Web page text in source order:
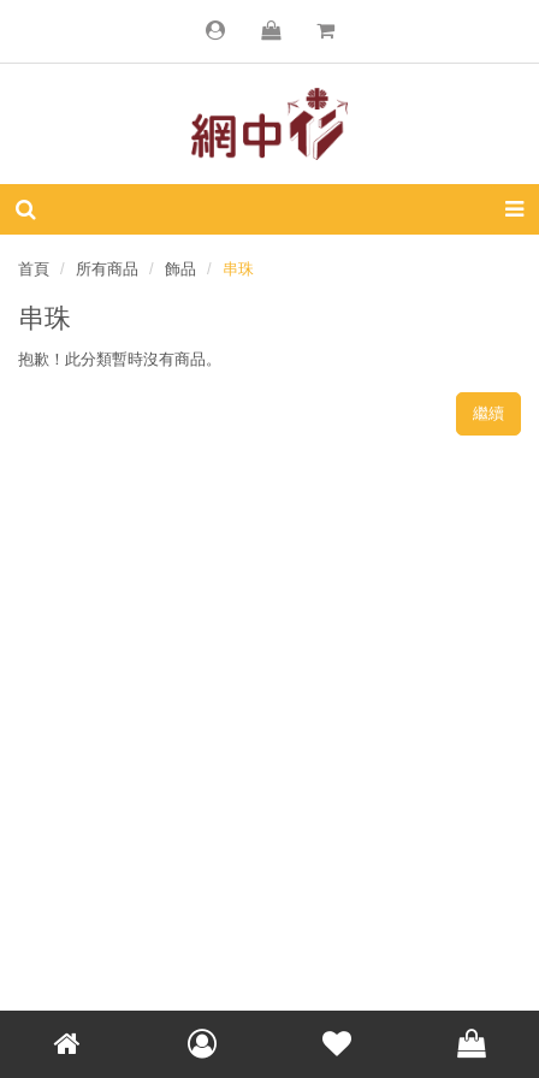
首頁 所有商品 飾品 串珠
串珠
抱歉！此分類暫時沒有商品。
繼續